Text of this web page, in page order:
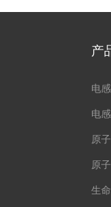
产
电
电
原
原
生